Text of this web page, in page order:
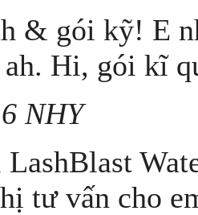
& gói kỹ! E
ah. Hi, gói kĩ
NHY
tư vấn cho